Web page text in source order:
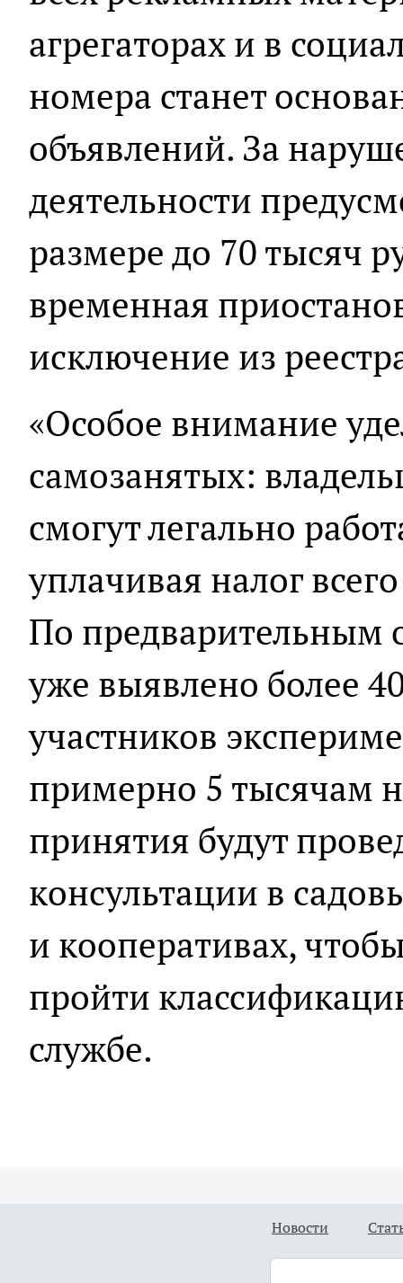
агрегаторах и в
номера станет
объявлений. За
деятельности
размере до 70 тысяч
временная
исключение из
«Особое внимание
самозанятых:
смогут легально
уплачивая налог
По предварительным
уже выявлено более
участников
примерно 5 тысячам
принятия будут
консультации в
и кооперативах,
пройти
службе.
Новости